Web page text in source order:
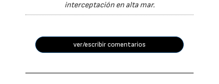
interceptación en alta mar.
ver/escribir comentarios